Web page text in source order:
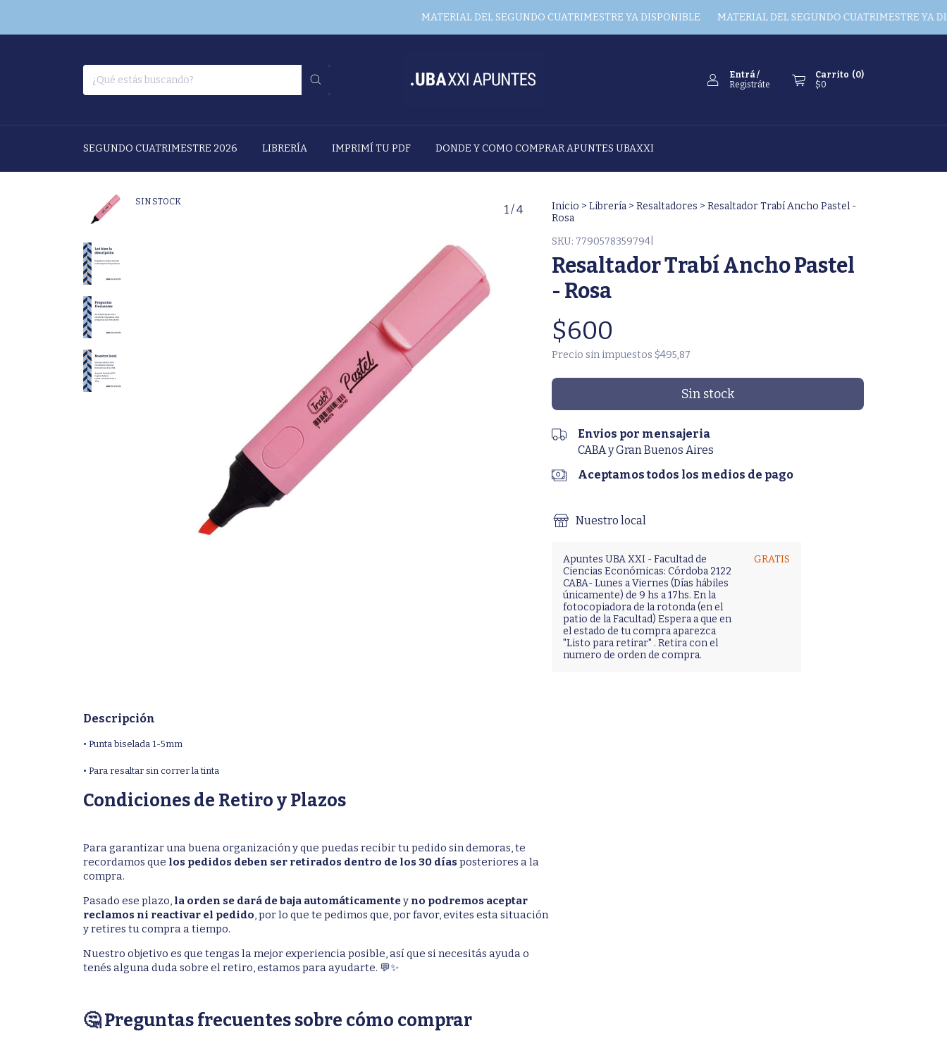
MATERIAL DEL SEGUNDO CUATRIMESTRE YA DISPONIBLE MATERIAL DEL SEGUNDO CUATRIMESTRE YA
Entrá /
Registráte
Carrito (0)
$0
SEGUNDO CUATRIMESTRE 2026 LIBRERÍA IMPRIMÍ TU PDF DONDE Y COMO COMPRAR APUNTES UBAXXI
SIN STOCK
1/4 Inicio > Librería > Resaltadores > Resaltador Trabí Ancho Pastel -
Rosa
SKU: 7790578359794|
Resaltador Trabí Ancho Pastel
- Rosa
$600
Precio sin impuestos $495,87
Envios por mensajeria
CABA y Gran Buenos Aires
Aceptamos todos los medios de pago
Nuestro local
Apuntes UBA XXI - Facultad de
Ciencias Económicas: Córdoba 2122
CABA- Lunes a Viernes (Días hábiles
únicamente) de 9 hs a 17hs. En la
fotocopiadora de la rotonda (en el
patio de la Facultad) Espera a que en
el estado de tu compra aparezca
"Listo para retirar" . Retira con el
numero de orden de compra.
GRATIS
Descripción
• Punta biselada 1-5mm
• Para resaltar sin correr la tinta
Condiciones de Retiro y Plazos
Para garantizar una buena organización y que puedas recibir tu pedido sin demoras, te
recordamos que los pedidos deben ser retirados dentro de los 30 díasposteriores a la
compra.
Pasado ese plazo, la orden se dará de baja automáticamentey no podremos aceptar
reclamos ni reactivar el pedido, por lo que te pedimos que, por favor, evites esta situación
y retires tu compra a tiempo.
Nuestro objetivo es que tengas la mejor experiencia posible, así que si necesitás ayuda o
tenés alguna duda sobre el retiro, estamos para ayudarte. 💬✨
🤔 Preguntas frecuentes sobre cómo comprar